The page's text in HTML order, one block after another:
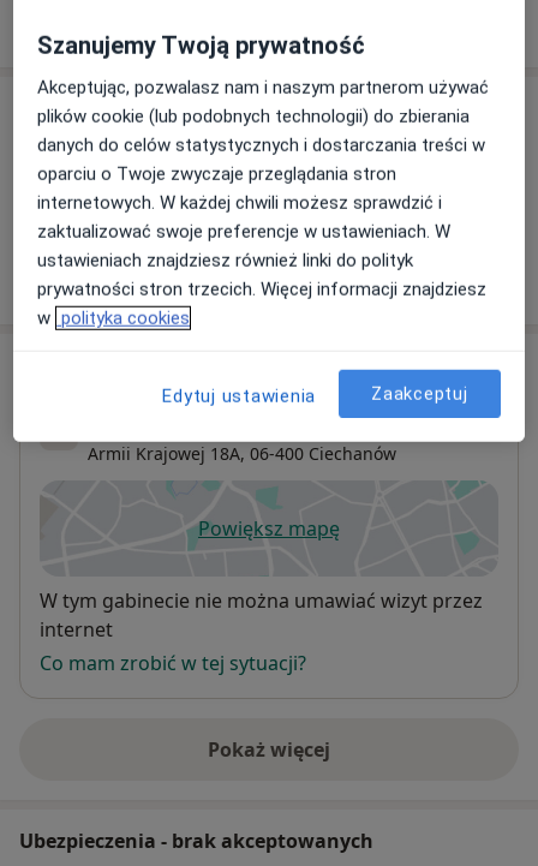
o doświadczeniu
Usługi i ceny
Konsultacja neurochirurgiczna
Szczegóły
W jaki sposób ustalane są ceny?
Armii Krajowej 18A, 06-400 Ciechanów
Powiększ mapęotwiera się w nowej karcie
Dostępność
W tym gabinecie nie można umawiać wizyt przez
internet
Co mam zrobić w tej sytuacji?
Pokaż więcej
o adresie
Ubezpieczenia - brak akceptowanych
Szanujemy Twoją prywatność
Akceptując, pozwalasz nam i naszym partnerom używać
plików cookie (lub podobnych technologii) do zbierania
danych do celów statystycznych i dostarczania treści w
oparciu o Twoje zwyczaje przeglądania stron
internetowych. W każdej chwili możesz sprawdzić i
zaktualizować swoje preferencje w ustawieniach. W
ustawieniach znajdziesz również linki do polityk
prywatności stron trzecich. Więcej informacji znajdziesz
w polityka cookies
Edytuj ustawienia Zaakceptuj